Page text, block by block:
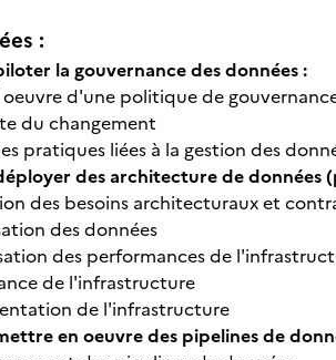
:
la gouvernance des données :
oeuvre d'une politique de
du changement
pratiques liées à la gestion des
des architecture de données
des besoins architecturaux et
des données
des performances de
de l'infrastructure
de l'infrastructure
en oeuvre des pipelines de